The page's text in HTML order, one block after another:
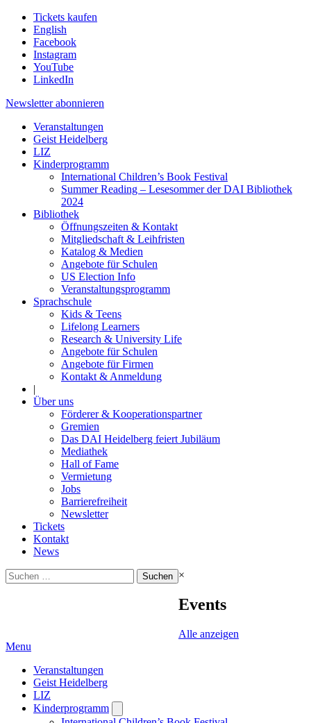
Tickets kaufen
English
Facebook
Instagram
YouTube
LinkedIn
Newsletter abonnieren
Veranstaltungen
Geist Heidelberg
LIZ
Kinderprogramm
International Children’s Book Festival
Summer Reading – Lesesommer der DAI Bibliothek
2024
Bibliothek
Öffnungszeiten & Kontakt
Mitgliedschaft & Leihfristen
Katalog & Medien
Angebote für Schulen
US Election Info
Veranstaltungsprogramm
Sprachschule
Kids & Teens
Lifelong Learners
Research & University Life
Angebote für Schulen
Angebote für Firmen
Kontakt & Anmeldung
|
Über uns
Förderer & Kooperationspartner
Gremien
Das DAI Heidelberg feiert Jubiläum
Mediathek
Hall of Fame
Vermietung
Jobs
Barrierefreiheit
Newsletter
Tickets
Kontakt
News
Suchen
nach:
×
Events
Alle anzeigen
Menu
Veranstaltungen
Geist Heidelberg
LIZ
Kinderprogramm
submenu